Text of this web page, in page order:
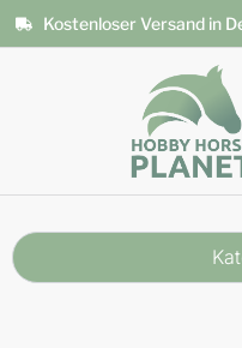
Kostenloser Versand in